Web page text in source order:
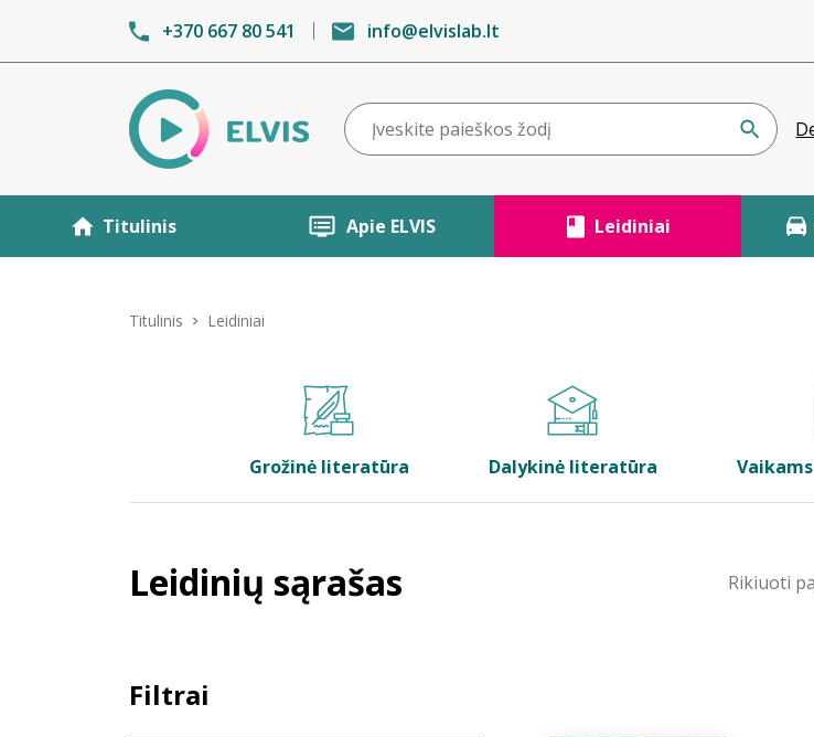
+370 667 80 541 info@elvislab.lt
Titulinis Apie ELVIS Leidiniai
Titulinis Leidiniai
Grožinė literatūra Dalykinė literatūra
Leidinių sąrašas Rikiuoti
Filtrai